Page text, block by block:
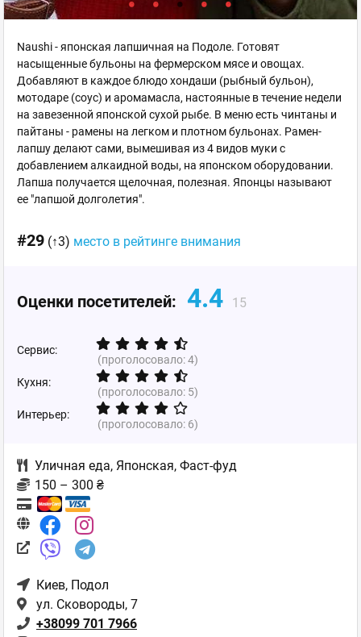
Naushi - японская лапшичная на Подоле. Готовят
насыщенные бульоны на фермерском мясе и овощах.
Добавляют в каждое блюдо хондаши (рыбный бульон),
мотодаре (соус) и аромамасла, настоянные в течение недели
на завезенной японской сухой рыбе. В меню есть чинтаны и
пайтаны - рамены на легком и плотном бульонах. Рамен-
лапшу делают сами, вымешивая из 4 видов муки с
добавлением алкаидной воды, на японском оборудовании.
Лапша получается щелочная, полезная. Японцы называют
ее "лапшой долголетия".
#29 (↑3) место в рейтинге внимания
Оценки посетителей: 4.4 15
Сервис:
(проголосовало:4)
Кухня:
(проголосовало: 5)
Интерьер:
(проголосовало: 6)
Уличная еда, Японская, Фаст-фуд
150 – 300 ₴
Киев, Подол
ул. Сковороды, 7
+38099 701 7966